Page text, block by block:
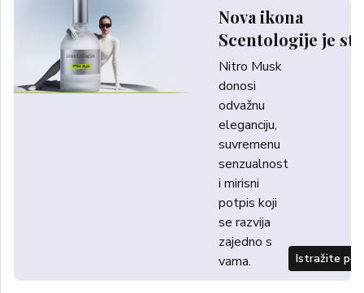
Nova ikona
Scentologije je
Nitro Musk
donosi
odvažnu
eleganciju,
suvremenu
senzualnost
i mirisni
potpis koji
se razvija
zajedno s
vama.
Istražite